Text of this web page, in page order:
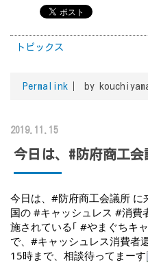
トピックス
Permalink by
2019.11.15
今日は、#防府商工会
今日は、 #防府商工会議所 に
国の #キャッシュレス #消費
施されている｢ #やまぐちキ
で、 #キャッシュレス消費者
15時まで、相談待ってまーす